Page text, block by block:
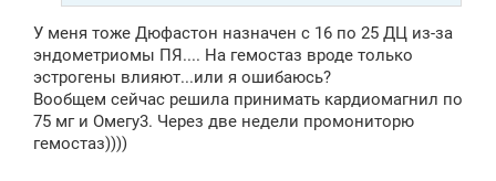
У меня тоже Дюфастон назначен с 16 по 25 ДЦ из-за
эндометриомы ПЯ.... На гемостаз вроде только
эстрогены влияют...или я ошибаюсь?
Вообщем сейчас решила принимать кардиомагнил по
75 мг и Омегу3. Через две недели промониторю
гемостаз))))